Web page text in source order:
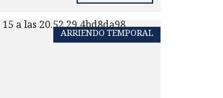
ARRIENDO TEMPORAL